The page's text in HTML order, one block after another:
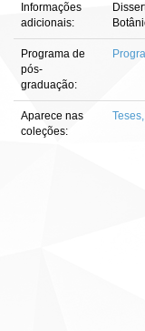
Informações
adicionais:
Programa de
pós-
graduação:
Aparece nas
coleções: